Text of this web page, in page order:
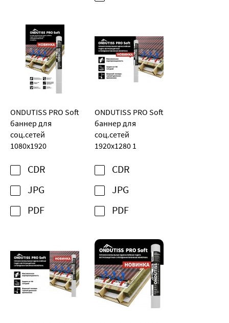
ONDUTISS PRO Soft
баннер для
соц.сетей
1080х1920
CDR
JPG
PDF
ONDUTISS PRO Soft
баннер для
соц.сетей
1920х1280 1
CDR
JPG
PDF